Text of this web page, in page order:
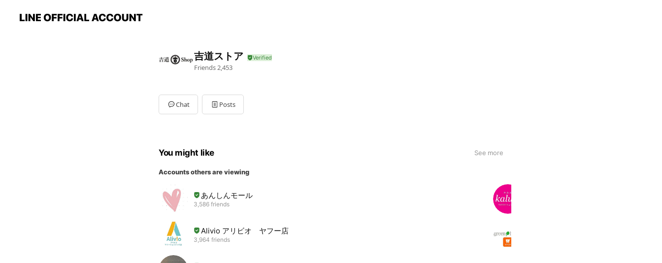
吉道ストア
Friends 2,453
Chat Posts
You might like See more
Accounts others are viewing
あんしんモール
3,586 friends
Alivio アリビオ ヤフー店
3,964 friends